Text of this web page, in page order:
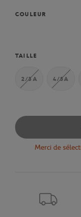
COULEUR
TAILLE
2/3A 4/5A
Merci de